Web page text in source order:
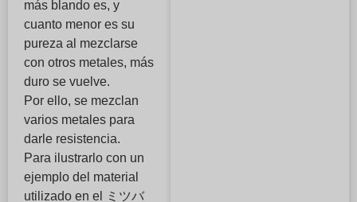
más blando es, y
cuanto menor es su
pureza al mezclarse
con otros metales, más
duro se vuelve.
Por ello, se mezclan
varios metales para
darle resistencia.
Para ilustrarlo con un
ejemplo del material
utilizado en el ミツバ